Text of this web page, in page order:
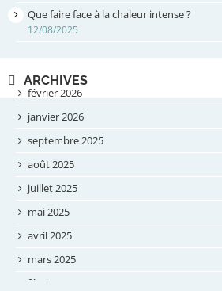
Que faire face à la chaleur intense ?
12/08/2025
ARCHIVES
février 2026
janvier 2026
septembre 2025
août 2025
juillet 2025
mai 2025
avril 2025
mars 2025
février 2025